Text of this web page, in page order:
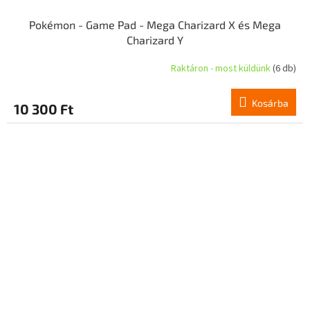
Pokémon - Game Pad - Mega Charizard X és Mega
Charizard Y
Raktáron - most küldünk(6 db)
10 300 Ft Kosárba